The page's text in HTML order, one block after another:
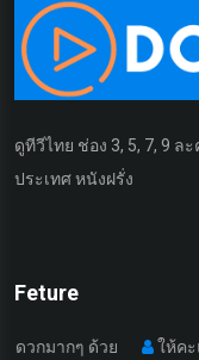
ดูทีวีไทย ช่อง 3, 5, 7, 9 ล
ประเทศ หนังฝรั่ง
Feture
ๆ ด้วย
ให้คะแนนราย